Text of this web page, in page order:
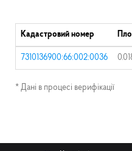
Кадастровий номер
7310136900:66:002:0036
* Дані в процесі верифікації